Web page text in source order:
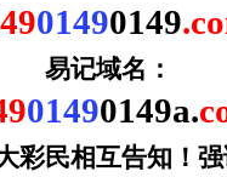
01490149
易记域名：
01490149a.
彩民相互告知！ 强